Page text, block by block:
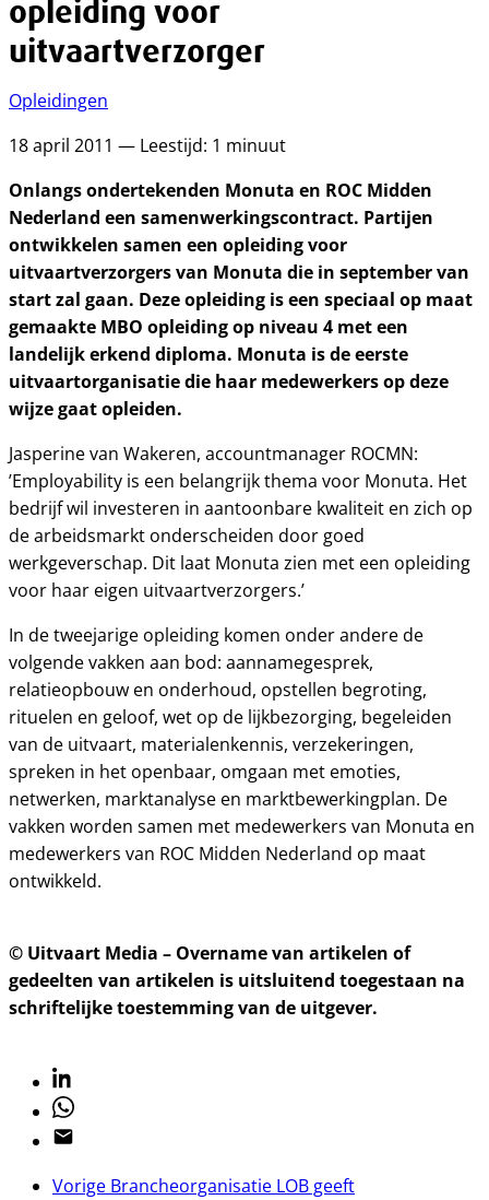
opleiding voor
uitvaartverzorger
Opleidingen
18 april 2011 — Leestijd: 1 minuut
Onlangs ondertekenden Monuta en ROC Midden
Nederland een samenwerkingscontract. Partijen
ontwikkelen samen een opleiding voor
uitvaartverzorgers van Monuta die in september van
start zal gaan. Deze opleiding is een speciaal op maat
gemaakte MBO opleiding op niveau 4 met een
landelijk erkend diploma. Monuta is de eerste
uitvaartorganisatie die haar medewerkers op deze
wijze gaat opleiden.
Jasperine van Wakeren, accountmanager ROCMN:
’Employability is een belangrijk thema voor Monuta. Het
bedrijf wil investeren in aantoonbare kwaliteit en zich op
de arbeidsmarkt onderscheiden door goed
werkgeverschap. Dit laat Monuta zien met een opleiding
voor haar eigen uitvaartverzorgers.’
In de tweejarige opleiding komen onder andere de
volgende vakken aan bod: aannamegesprek,
relatieopbouw en onderhoud, opstellen begroting,
rituelen en geloof, wet op de lijkbezorging, begeleiden
van de uitvaart, materialenkennis, verzekeringen,
spreken in het openbaar, omgaan met emoties,
netwerken, marktanalyse en marktbewerkingplan. De
vakken worden samen met medewerkers van Monuta en
medewerkers van ROC Midden Nederland op maat
ontwikkeld.
© Uitvaart Media – Overname van artikelen of
gedeelten van artikelen is uitsluitend toegestaan na
schriftelijke toestemming van de uitgever.
Linkedin
Whatsapp
Email
Vorige Brancheorganisatie LOB geeft